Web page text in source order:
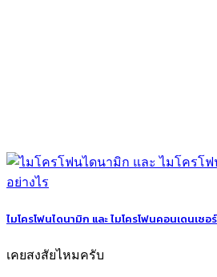
ไมโครโฟนไดนามิก และ ไมโครโฟนคอนเดนเซอ
เคยสงสัยไหมครับ